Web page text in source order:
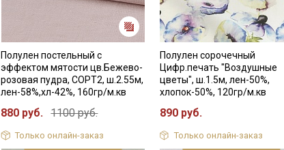
Полулен постельный с
эффектом мятости цв.Бежево-
розовая пудра, СОРТ2, ш.2.55м,
лен-58%,хл-42%, 160гр/м.кв
880 руб. 1100 руб.
Только онлайн-заказ
Полулен сорочечный
Цифр.печать "Воздушные
цветы", ш.1.5м, лен-50%,
хлопок-50%, 120гр/м.кв
890 руб.
Только онлайн-заказ
Секретная
Купава
Мы публикуем здесь
промокоды и скидки до 30%